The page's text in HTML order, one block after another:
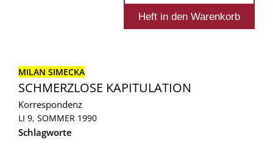
MILAN SIMECKA
SCHMERZLOSE KAPITULATION
Korrespondenz
LI 9, SOMMER 1990
Schlagworte